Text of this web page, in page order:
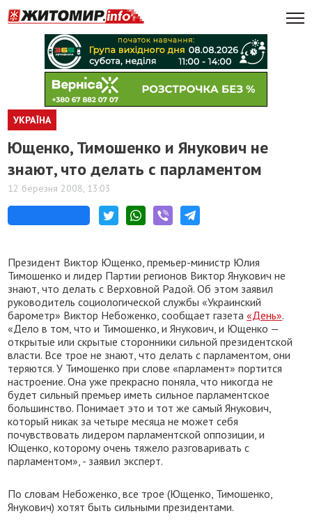
УКРАЇНА
Ющенко, Тимошенко и Янукович не
знают, что делать с парламентом
12 березня 2008, 13:03
Президент Виктор Ющенко, премьер-министр Юлия
Тимошенко и лидер Партии регионов Виктор Янукович не
знают, что делать с Верховной Радой. Об этом заявил
руководитель социологической службы «Украинский
барометр» Виктор Небоженко, сообщает газета«День».
«Дело в том, что и Тимошенко, и Янукович, и Ющенко —
открытые или скрытые сторонники сильной президентской
власти. Все трое не знают, что делать с парламентом, они
теряются. У Тимошенко при слове «парламент» портится
настроение. Она уже прекрасно поняла, что никогда не
будет сильный премьер иметь сильное парламентское
большинство. Понимает это и тот же самый Янукович,
который никак за четыре месяца не может себя
почувствовать лидером парламентской оппозиции, и
Ющенко, которому очень тяжело разговаривать с
парламентом», - заявил эксперт.
По словам Небоженко, все трое (Ющенко, Тимошенко,
Янукович) хотят быть сильными президентами.